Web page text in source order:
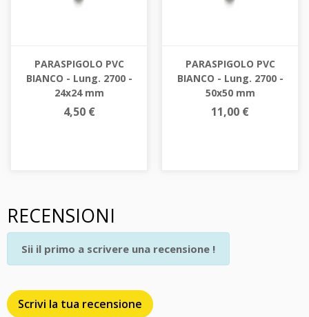
PARASPIGOLO PVC
BIANCO - Lung. 2700 -
24x24 mm
4,50 €
PARASPIGOLO PVC
BIANCO - Lung. 2700 -
50x50 mm
11,00 €
RECENSIONI
Scrivi la tua recensione
Sii il primo a scrivere una recensione !